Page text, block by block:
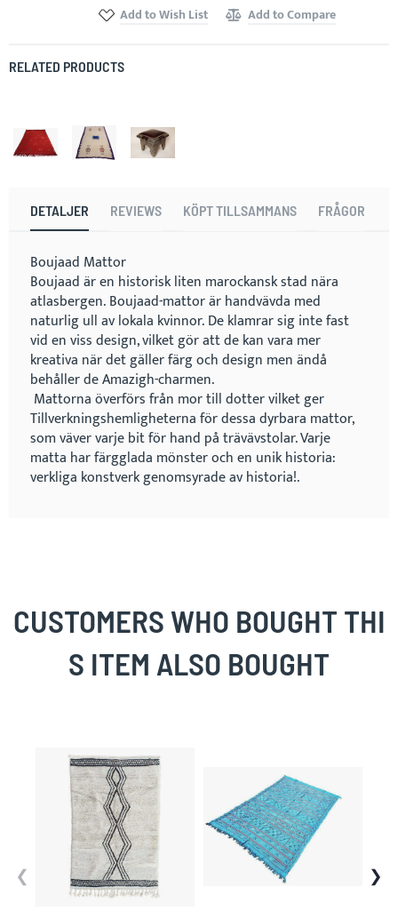
Add to Wish List Add to Compare
RELATED PRODUCTS
DETALJER REVIEWS KÖPT TILLSAMMANS FRÅGOR
Boujaad Mattor
Boujaad är en historisk liten marockansk stad nära
atlasbergen. Boujaad-mattor är handvävda med
naturlig ull av lokala kvinnor. De klamrar sig inte fast
vid en viss design, vilket gör att de kan vara mer
kreativa när det gäller färg och design men ändå
behåller de Amazigh-charmen.
Mattorna överförs från mor till dotter vilket ger
Tillverkningshemligheterna för dessa dyrbara mattor,
som väver varje bit för hand på trävävstolar. Varje
matta har färgglada mönster och en unik historia:
verkliga konstverk genomsyrade av historia!.
CUSTOMERS WHO BOUGHT THI
S ITEM ALSO BOUGHT
carousel